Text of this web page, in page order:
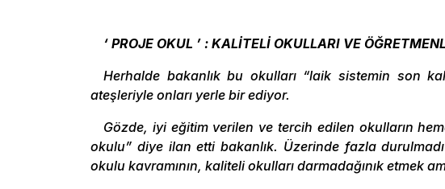
‘ PROJE OKUL ’ : KALİTELİ OKULLARI VE
Herhalde bakanlık bu okulları “laik sistemin son
ateşleriyle onları yerle bir ediyor.
Gözde, iyi eğitim verilen ve tercih edilen okulların
okulu” diye ilan etti bakanlık. Üzerinde fazla
okulu kavramının, kaliteli okulları darmadağınık etmek